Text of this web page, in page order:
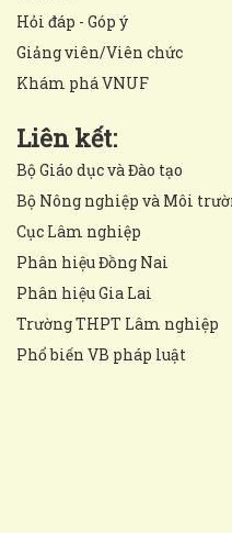
Hỏi đáp - Góp ý
Giảng viên/Viên chức
Khám phá VNUF
Liên kết:
Bộ Giáo dục và Đào tạo
Bộ Nông nghiệp và Môi
Cục Lâm nghiệp
Phân hiệu Đồng Nai
Phân hiệu Gia Lai
Trường THPT Lâm nghiệp
Phổ biến VB pháp luật